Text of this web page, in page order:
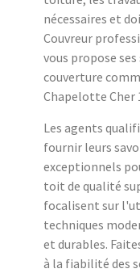
nécessaires et
Couvreur
vous propose
couverture
Chapelotte Cher
Les agents
fournir leurs
exceptionnels
toit de qualité
focalisent sur
techniques
et durables.
à la fiabilité des